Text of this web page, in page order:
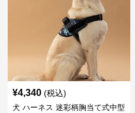
¥4,340 (税込)
犬 ハーネス 迷彩柄胸当て式中型